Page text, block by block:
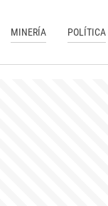
MINERÍA POLÍTICA